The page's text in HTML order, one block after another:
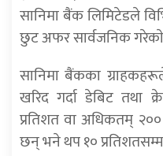
सानिमा बैंक लिमिटेडले
छुट अफर सार्वजनिक
सानिमा बैंकका
खरिद गर्दा डेबिट तथा
प्रतिशत वा अधिकतम्
छन् भने थप १०